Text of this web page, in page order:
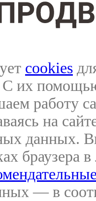
cookies
С их
работу
на
данных.
браузера
— в